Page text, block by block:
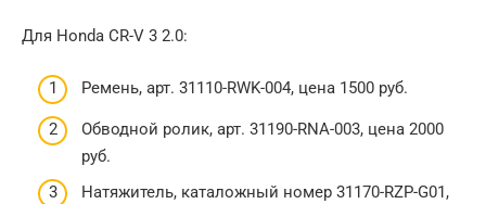
Для Honda CR-V 3 2.0:
Ремень, арт. 31110-RWK-004, цена 1500 руб.
Обводной ролик, арт. 31190-RNA-003, цена 2000
руб.
Натяжитель, каталожный номер 31170-RZP-G01,